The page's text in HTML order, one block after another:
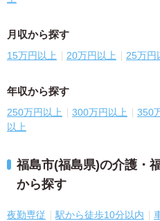
月収から探す
15万円以上 20万円以上 25万円
年収から探す
250万円以上 300万円以上 350
以上
福島市(福島県)の介護・
から探す
夜勤専従 駅から徒歩10分以内